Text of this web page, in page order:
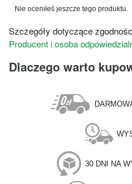
Nie oceniłeś jeszcze tego produktu.
Szczegóły dotyczące
Producent i osoba
Dlaczego warto
30 DNI NA